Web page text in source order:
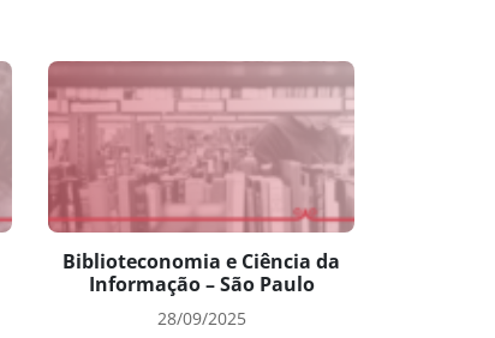
Biblioteconomia e Ciência da
Informação – São Paulo
28/09/2025